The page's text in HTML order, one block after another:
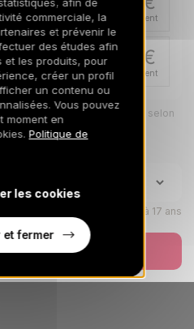
/hébergement
514 €
/hébergement
514 €
/hébergement
2026
/hébergement
sera ajusté en page suivante selon
options
Enfants âgés de 0 à 17 ans
commerciale, la
et prévenir le
des études afin
et les produits, pour
créer un profil
un contenu ou
Vous pouvez
moment en
Politique de
les cookies
et fermer